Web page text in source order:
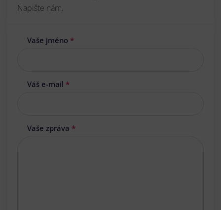
Napište nám.
Vaše jméno *
Váš e-mail *
Vaše zpráva *